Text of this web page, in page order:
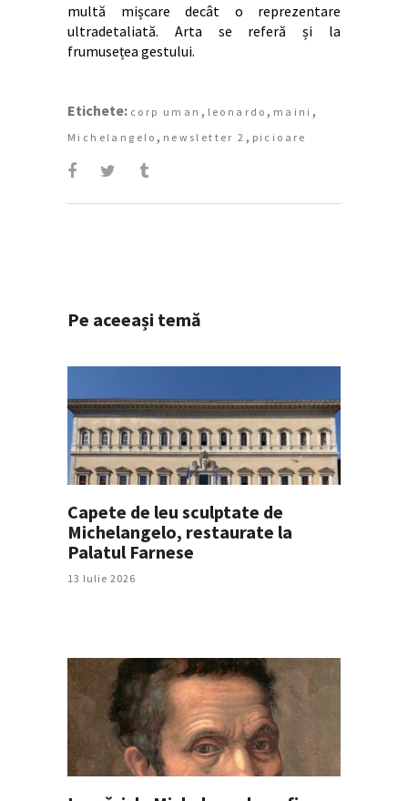
multă mișcare decât o reprezentare
ultradetaliată. Arta se referă și la
frumusețea gestului.
Etichete: corp uman , leonardo , maini ,
Michelangelo , newsletter 2 , picioare
Pe aceeași temă
Capete de leu sculptate de
Michelangelo, restaurate la
Palatul Farnese
13 Iulie 2026